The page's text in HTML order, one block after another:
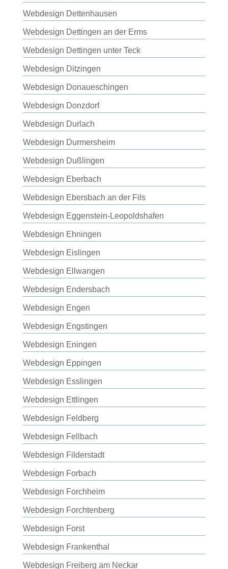
Webdesign Dettenhausen
Webdesign Dettingen an der Erms
Webdesign Dettingen unter Teck
Webdesign Ditzingen
Webdesign Donaueschingen
Webdesign Donzdorf
Webdesign Durlach
Webdesign Durmersheim
Webdesign Dußlingen
Webdesign Eberbach
Webdesign Ebersbach an der Fils
Webdesign Eggenstein-Leopoldshafen
Webdesign Ehningen
Webdesign Eislingen
Webdesign Ellwangen
Webdesign Endersbach
Webdesign Engen
Webdesign Engstingen
Webdesign Eningen
Webdesign Eppingen
Webdesign Esslingen
Webdesign Ettlingen
Webdesign Feldberg
Webdesign Fellbach
Webdesign Filderstadt
Webdesign Forbach
Webdesign Forchheim
Webdesign Forchtenberg
Webdesign Forst
Webdesign Frankenthal
Webdesign Freiberg am Neckar